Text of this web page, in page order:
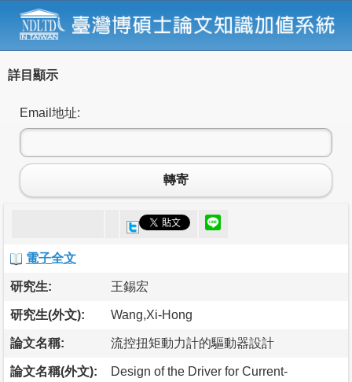
詳目顯示
Email地址:
轉寄
電子全文
研究生: 王錫宏
研究生(外文): Wang,Xi-Hong
論文名稱: 流控扭矩動力計的驅動器設計
論文名稱(外文):
Design of the Driver for Current-